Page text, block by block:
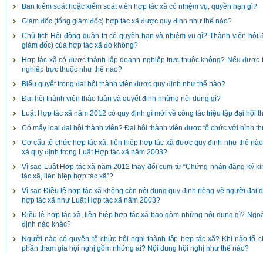
Ban kiểm soát hoặc kiểm soát viên hợp tác xã có nhiệm vụ, quyền hạn gì?
Giám đốc (tổng giám đốc) hợp tác xã được quy định như thế nào?
Chủ tịch Hội đồng quản trị có quyền hạn và nhiệm vụ gì? Thành viên hội
giám đốc) của hợp tác xã đó không?
Hợp tác xã có được thành lập doanh nghiệp trực thuộc không? Nếu
nghiệp trực thuộc như thế nào?
Biểu quyết trong đại hội thành viên được quy định như thế nào?
Đại hội thành viên thảo luận và quyết định những nội dung gì?
Luật Hợp tác xã năm 2012 có quy định gì mới về công tác triệu tập đại hội
Có mấy loại đại hội thành viên? Đại hội thành viên được tổ chức với hình
Cơ cấu tổ chức hợp tác xã, liên hiệp hợp tác xã được quy định như thế
xã quy định trong Luật Hợp tác xã năm 2003?
Vì sao Luật Hợp tác xã năm 2012 thay đổi cụm từ “Chứng nhận đăng ký
tác xã, liên hiệp hợp tác xã”?
Vì sao Điều lệ hợp tác xã không còn nội dung quy định riêng về người đại
hợp tác xã như Luật Hợp tác xã năm 2003?
Điều lệ hợp tác xã, liên hiệp hợp tác xã bao gồm những nội dung gì?
định nào khác?
Người nào có quyền tổ chức hội nghị thành lập hợp tác xã? Khi nào tổ
phần tham gia hội nghị gồm những ai? Nội dung hội nghị như thế nào?